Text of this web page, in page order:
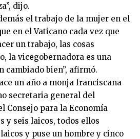
dijo.
el trabajo de la mujer en el
en el Vaticano cada vez que
un trabajo, las cosas
la vicegobernadora es una
cambiado bien”, afirmó.
un año a monja franciscana
secretaria general del
Consejo para la Economía
y seis laicos, todos ellos
y puse un hombre y cinco